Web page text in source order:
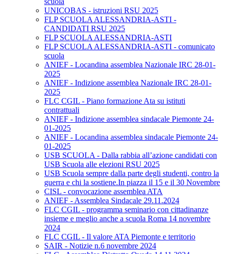
UNICOBAS - istruzioni RSU 2025
FLP SCUOLA ALESSANDRIA-ASTI -
CANDIDATI RSU 2025
FLP SCUOLA ALESSANDRIA-ASTI
FLP SCUOLA ALESSANDRIA-ASTI - comunicato
scuola
ANIEF - Locandina assemblea Nazionale IRC 28-01-
2025
ANIEF - Indizione assemblea Nazionale IRC 28-01-
2025
FLC CGIL - Piano formazione Ata su istituti
contrattuali
ANIEF - Indizione assemblea sindacale Piemonte 24-
01-2025
ANIEF - Locandina assemblea sindacale Piemonte 24-
01-2025
USB SCUOLA - Dalla rabbia all’azione candidati con
USB Scuola alle elezioni RSU 2025
USB Scuola sempre dalla parte degli studenti, contro la
guerra e chi la sostiene.In piazza il 15 e il 30 Novembre
CISL - convocazione assemblea ATA
ANIEF - Assemblea Sindacale 29.11.2024
FLC CGIL - programma seminario con cittadinanze
insieme e meglio anche a scuola Roma 14 novembre
2024
FLC CGIL - Il valore ATA Piemonte e territorio
SAIR - Notizie n.6 novembre 2024